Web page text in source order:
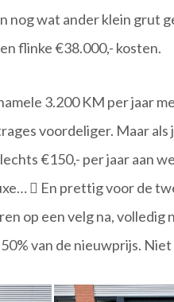
wat ander klein grut
flinke €38.000,- kosten.
3.200 KM per jaar
voordeliger. Maar als
€150,- per jaar aan
 En prettig voor de
op een velg na,
van de nieuwprijs. Niet